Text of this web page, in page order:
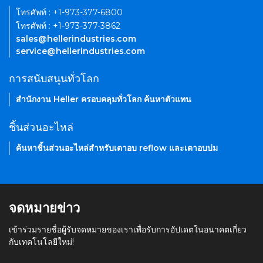
โทรศัพท์ : +1-973-377-6800
โทรศัพท์ : +1-973-377-3862
sales@hellerindustries.com
service@hellerindustries.com
การสนับสนุนทั่วโลก
สำนักงาน Heller ครอบคลุมทั่วโลก ค้นหาตัวแทน
ชิ้นส่วนอะไหล่
ค้นหาชิ้นส่วนอะไหล่สำหรับเตาอบ reflow และเตาอบบ่ม
จดหมายข่าว
เข้าร่วมรายชื่อผู้รับจดหมายของเราเพื่อรับการอัปเดตในอนาคตเกี่ยว
กับเทคโนโลยีใหม่!